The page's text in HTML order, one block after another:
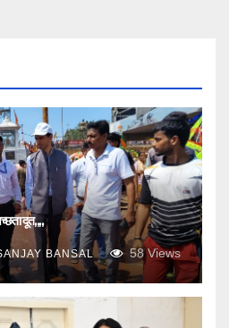
दूत,,,,
BANSAL 58Views